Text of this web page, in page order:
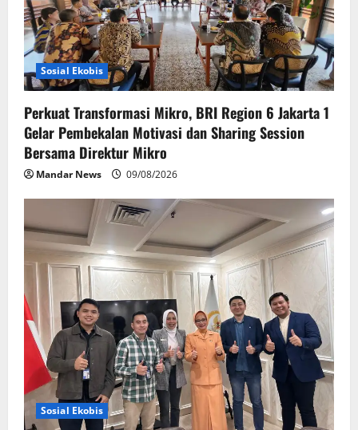
Sosial Ekobis
Perkuat Transformasi Mikro, BRI Region 6 Jakarta 1
Gelar Pembekalan Motivasi dan Sharing Session
Bersama Direktur Mikro
Mandar News 09/08/2026
Sosial Ekobis